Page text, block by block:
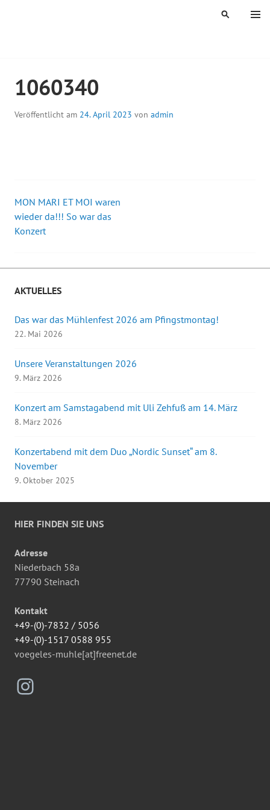
MENÜ
SUCHEN
1060340
Veröffentlicht am 24. April 2023 von admin
Beitrags-
Navigation
MON MARI ET MOI waren
wieder da!!! So war das
Konzert
AKTUELLES
Das war das Mühlenfest 2026 am Pfingstmontag!
22. Mai 2026
Unsere Veranstaltungen 2026
9. März 2026
Konzert am Samstagabend mit Uli Zehfuß am 14. März
8. März 2026
Konzertabend mit dem Duo „Nordic Sunset“ am 8.
November
9. Oktober 2025
HIER FINDEN SIE UNS
Adresse
Niederbach 58a
77790 Steinach
Kontakt
+49-(0)-7832 / 5056
+49-(0)-1517 0588 955
voegeles-muhle[at]freenet.de
Instagram